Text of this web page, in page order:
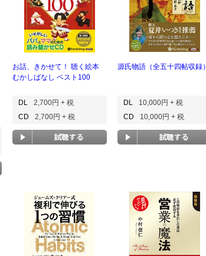
お話、きかせて！ 聴く絵本
むかしばなし ベスト100
DL
2,700円 + 税
CD
2,700円 + 税
源氏物語（全五十四帖収録）
DL
10,000円 + 税
CD
10,000円 + 税